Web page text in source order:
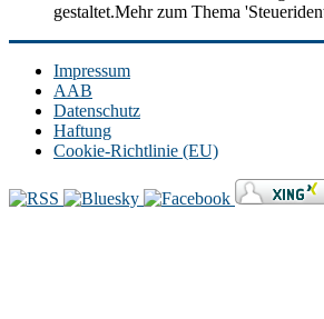
gestaltet.Mehr zum Thema
Impressum
AAB
Datenschutz
Haftung
Cookie-Richtlinie (EU)